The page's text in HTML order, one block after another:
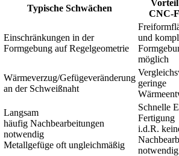
Typische Schwächen
CNC-
Einschränkungen in der
Formgebung auf Regelgeometrie
und
möglich
Wärmeverzug/Gefügeveränderung
an der Schweißnaht
geringe
Langsam
häufig Nachbearbeitungen
notwendig
Metallgefüge oft ungleichmäßig
Schnelle
Fertigung
i.d.R.
notwendig